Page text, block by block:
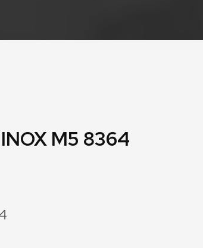
M5 8364